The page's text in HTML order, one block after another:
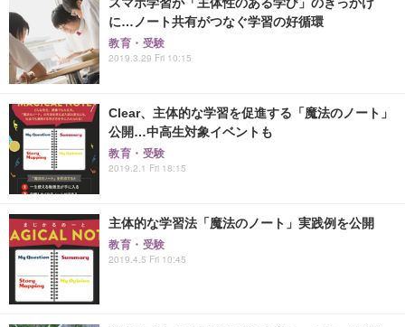
スマホ学習が「主体性のある学び」のきっかけ
に…ノート共有がつなぐ学習の好循環
教育・受験
2019.3.29 Fri 10:15
Clear、主体的な学習を促進する「魔法のノート」
公開…中高生対象イベントも
教育・受験
2019.2.1 Fri 18:15
主体的な学習法「魔法のノート」実践例を公開
教育・受験
2019.4.5 Fri 10:45